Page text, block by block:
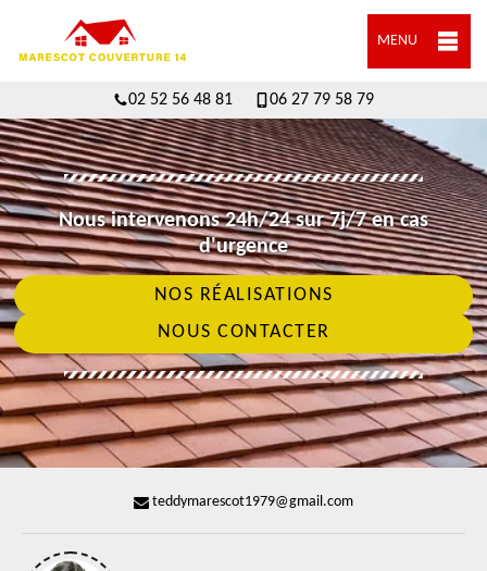
MENU
02 52 56 48 81 06 27 79 58 79
Nous intervenons 24h/24 sur 7j/7 en cas
d'urgence
NOS RÉALISATIONS
NOUS CONTACTER
teddymarescot1979@gmail.com